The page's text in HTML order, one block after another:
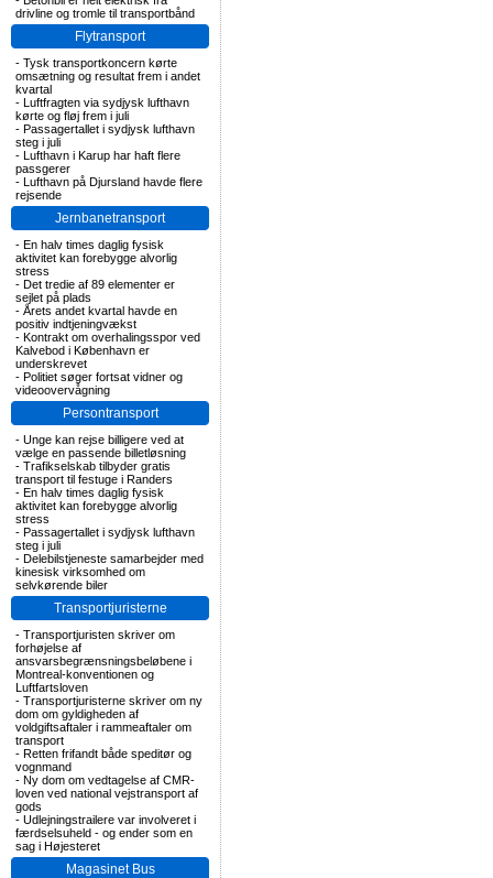
drivline og tromle til transportbånd
Flytransport
- Tysk transportkoncern kørte
omsætning og resultat frem i andet
kvartal
- Luftfragten via sydjysk lufthavn
kørte og fløj frem i juli
- Passagertallet i sydjysk lufthavn
steg i juli
- Lufthavn i Karup har haft flere
passgerer
- Lufthavn på Djursland havde flere
rejsende
Jernbanetransport
- En halv times daglig fysisk
aktivitet kan forebygge alvorlig
stress
- Det tredie af 89 elementer er
sejlet på plads
- Årets andet kvartal havde en
positiv indtjeningvækst
- Kontrakt om overhalingsspor ved
Kalvebod i København er
underskrevet
- Politiet søger fortsat vidner og
videoovervågning
Persontransport
- Unge kan rejse billigere ved at
vælge en passende billetløsning
- Trafikselskab tilbyder gratis
transport til festuge i Randers
- En halv times daglig fysisk
aktivitet kan forebygge alvorlig
stress
- Passagertallet i sydjysk lufthavn
steg i juli
- Delebilstjeneste samarbejder med
kinesisk virksomhed om
selvkørende biler
Transportjuristerne
- Transportjuristen skriver om
forhøjelse af
ansvarsbegrænsningsbeløbene i
Montreal-konventionen og
Luftfartsloven
- Transportjuristerne skriver om ny
dom om gyldigheden af
voldgiftsaftaler i rammeaftaler om
transport
- Retten frifandt både speditør og
vognmand
- Ny dom om vedtagelse af CMR-
loven ved national vejstransport af
gods
- Udlejningstrailere var involveret i
færdselsuheld - og ender som en
sag i Højesteret
Magasinet Bus